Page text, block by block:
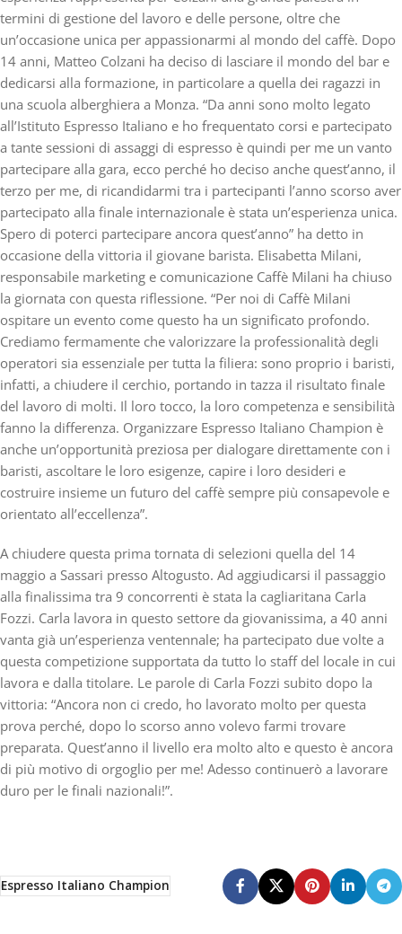
termini di gestione del lavoro e delle persone, oltre che
un’occasione unica per appassionarmi al mondo del caffè. Dopo
14 anni, Matteo Colzani ha deciso di lasciare il mondo del bar e
dedicarsi alla formazione, in particolare a quella dei ragazzi in
una scuola alberghiera a Monza. “Da anni sono molto legato
all’Istituto Espresso Italiano e ho frequentato corsi e partecipato
a tante sessioni di assaggi di espresso è quindi per me un vanto
partecipare alla gara, ecco perché ho deciso anche quest’anno, il
terzo per me, di ricandidarmi tra i partecipanti l’anno scorso aver
partecipato alla finale internazionale è stata un’esperienza unica.
Spero di poterci partecipare ancora quest’anno” ha detto in
occasione della vittoria il giovane barista. Elisabetta Milani,
responsabile marketing e comunicazione Caffè Milani ha chiuso
la giornata con questa riflessione. “Per noi di Caffè Milani
ospitare un evento come questo ha un significato profondo.
Crediamo fermamente che valorizzare la professionalità degli
operatori sia essenziale per tutta la filiera: sono proprio i baristi,
infatti, a chiudere il cerchio, portando in tazza il risultato finale
del lavoro di molti. Il loro tocco, la loro competenza e sensibilità
fanno la differenza. Organizzare Espresso Italiano Champion è
anche un’opportunità preziosa per dialogare direttamente con i
baristi, ascoltare le loro esigenze, capire i loro desideri e
costruire insieme un futuro del caffè sempre più consapevole e
orientato all’eccellenza”.
A chiudere questa prima tornata di selezioni quella del 14
maggio a Sassari presso Altogusto. Ad aggiudicarsi il passaggio
alla finalissima tra 9 concorrenti è stata la cagliaritana Carla
Fozzi. Carla lavora in questo settore da giovanissima, a 40 anni
vanta già un’esperienza ventennale; ha partecipato due volte a
questa competizione supportata da tutto lo staff del locale in cui
lavora e dalla titolare. Le parole di Carla Fozzi subito dopo la
vittoria: “Ancora non ci credo, ho lavorato molto per questa
prova perché, dopo lo scorso anno volevo farmi trovare
preparata. Quest’anno il livello era molto alto e questo è ancora
di più motivo di orgoglio per me! Adesso continuerò a lavorare
duro per le finali nazionali!”.
Espresso Italiano Champion